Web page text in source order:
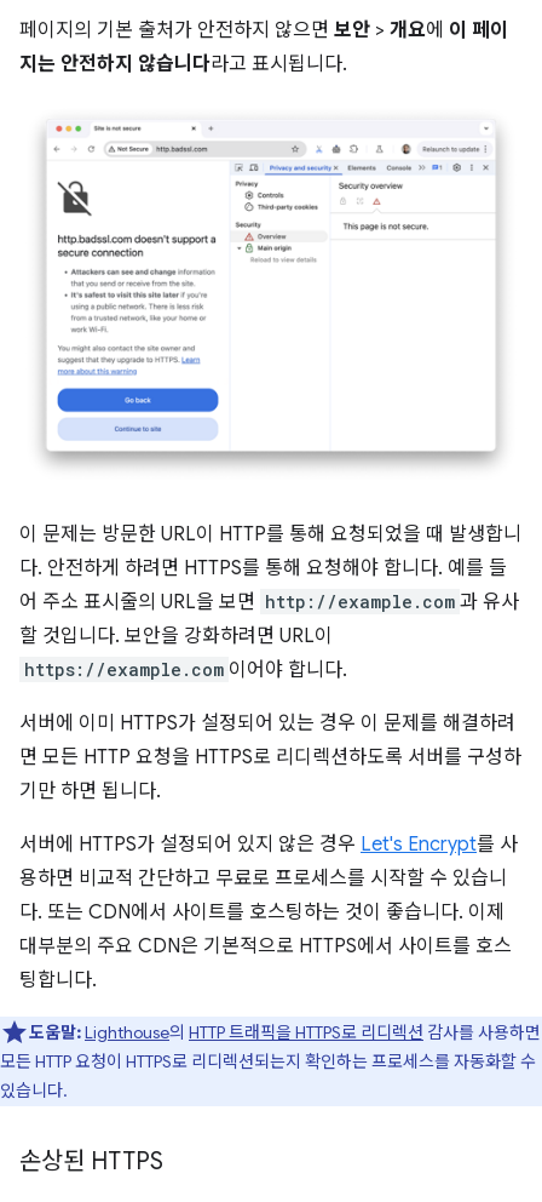
페이지의 기본 출처가 안전하지 않으면 보안 > 개요에 이 페이
지는 안전하지 않습니다라고 표시됩니다.
이 문제는 방문한 URL이 HTTP를 통해 요청되었을 때 발생합니
다. 안전하게 하려면 HTTPS를 통해 요청해야 합니다. 예를 들
어 주소 표시줄의 URL을 보면 http://example.com 과 유사
할 것입니다. 보안을 강화하려면 URL이
https://example.com 이어야 합니다.
서버에 이미 HTTPS가 설정되어 있는 경우 이 문제를 해결하려
면 모든 HTTP 요청을 HTTPS로 리디렉션하도록 서버를 구성하
기만 하면 됩니다.
서버에 HTTPS가 설정되어 있지 않은 경우 Let's Encrypt를 사
용하면 비교적 간단하고 무료로 프로세스를 시작할 수 있습니
다. 또는 CDN에서 사이트를 호스팅하는 것이 좋습니다. 이제
대부분의 주요 CDN은 기본적으로 HTTPS에서 사이트를 호스
팅합니다.
도움말:Lighthouse의 HTTP 트래픽을 HTTPS로 리디렉션 감사를 사용하면
모든 HTTP 요청이 HTTPS로 리디렉션되는지 확인하는 프로세스를 자동화할 수
있습니다.
손상된 HTTPS